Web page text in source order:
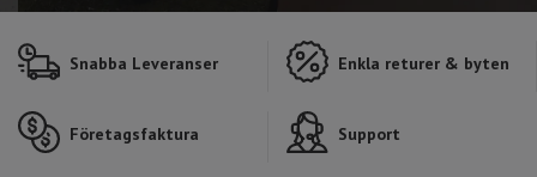
Snabba Leveranser Enkla returer & byten
Företagsfaktura Support